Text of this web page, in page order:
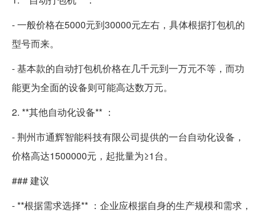
- 一般价格在5000元到30000元左右，具体根据打包机的
型号而来。
- 基本款的自动打包机价格在几千元到一万元不等，而功
能更为全面的设备则可能高达数万元。
2. **其他自动化设备** ：
- 荆州市通辉智能科技有限公司提供的一台自动化设备，
价格高达1500000元，起批量为≥1台。
### 建议
- **根据需求选择** ：企业应根据自身的生产规模和需求，